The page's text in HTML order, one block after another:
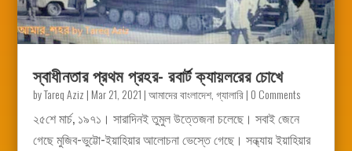
স্বাধীনতার প্রথম প্রহর- রবার্ট ক্যায়লরের চোখে
byTareq Aziz | Mar 21, 2021 |আমাদের বাংলাদেশ,গ্যালারি| 0 Comments
২৫শে মার্চ, ১৯৭১। সারাদিনই তুমুল উত্তেজনা চলেছে। সবাই জেনে
গেছে মুজিব-ভুট্টো-ইয়াহিয়ার আলোচনা ভেস্তে গেছে। সন্ধ্যায় ইয়াহিয়ার